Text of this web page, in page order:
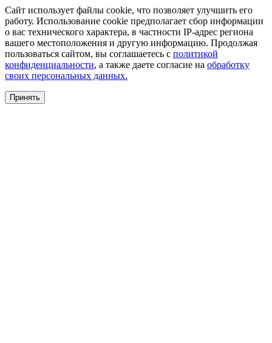
Сайт использует файлы cookie, что позволяет улучшить его
работу. Использование cookie предполагает сбор информации
о вас технического характера, в частности IP-адрес региона
вашего местоположения и другую информацию. Продолжая
пользоваться сайтом, вы соглашаетесь с политикой
конфиденциальности, а также даете согласие на обработку
своих персональных данных.
Принять